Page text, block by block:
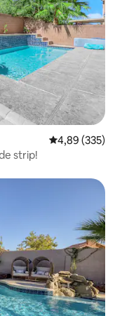
Gemiddelde
4,89 (335)
strip!